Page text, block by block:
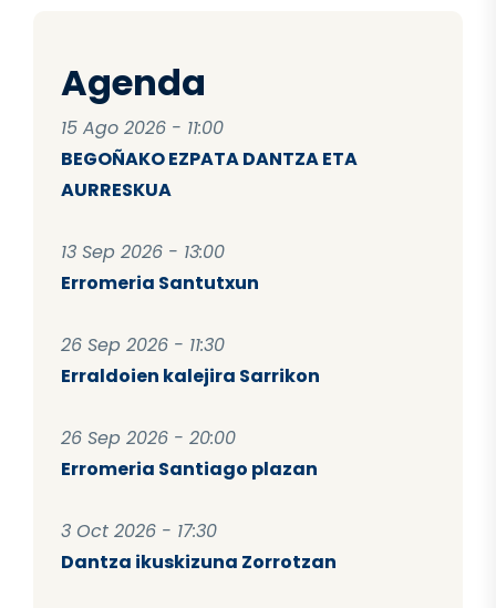
Agenda
15 Ago 2026 - 11:00
BEGOÑAKO EZPATA DANTZA ETA
AURRESKUA
13 Sep 2026 - 13:00
Erromeria Santutxun
26 Sep 2026 - 11:30
Erraldoien kalejira Sarrikon
26 Sep 2026 - 20:00
Erromeria Santiago plazan
3 Oct 2026 - 17:30
Dantza ikuskizuna Zorrotzan